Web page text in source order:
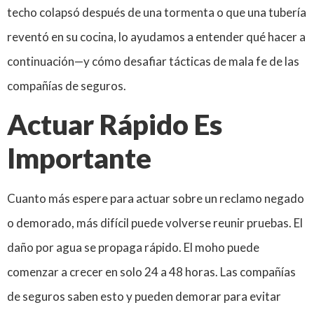
techo colapsó después de una tormenta o que una tubería
reventó en su cocina, lo ayudamos a entender qué hacer a
continuación—y cómo desafiar tácticas de mala fe de las
compañías de seguros.
Actuar Rápido Es
Importante
Cuanto más espere para actuar sobre un reclamo negado
o demorado, más difícil puede volverse reunir pruebas. El
daño por agua se propaga rápido. El moho puede
comenzar a crecer en solo 24 a 48 horas. Las compañías
de seguros saben esto y pueden demorar para evitar